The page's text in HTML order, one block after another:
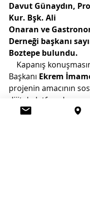
Davut Günaydın,
Kur. Bşk. Ali
Onaran ve
Derneği başkanı
Boztepe bulundu.
Kapanış
Başkanı Ekrem
projenin amacının
dijital platformlar
İstanbul'un marka